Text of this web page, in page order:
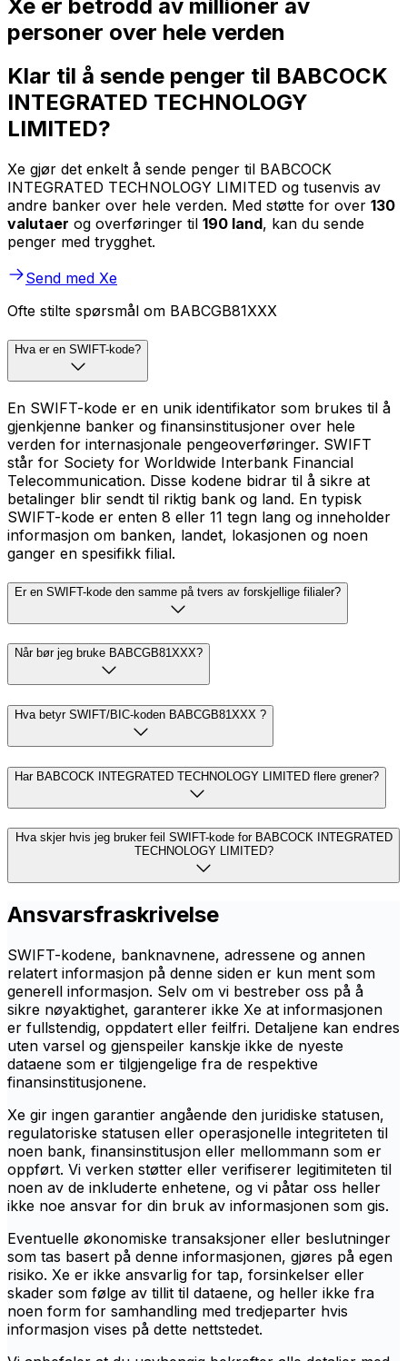
Xe er betrodd av millioner av
personer over hele verden
Klar til å sende penger til BABCOCK
INTEGRATED TECHNOLOGY
LIMITED?
Xe gjør det enkelt å sende penger til BABCOCK
INTEGRATED TECHNOLOGY LIMITED og tusenvis av
andre banker over hele verden. Med støtte for over 130
valutaer og overføringer til 190 land, kan du sende
penger med trygghet.
Send med Xe
Ofte stilte spørsmål om BABCGB81XXX
Hva er en SWIFT-kode?
En SWIFT-kode er en unik identifikator som brukes til å
gjenkjenne banker og finansinstitusjoner over hele
verden for internasjonale pengeoverføringer. SWIFT
står for Society for Worldwide Interbank Financial
Telecommunication. Disse kodene bidrar til å sikre at
betalinger blir sendt til riktig bank og land. En typisk
SWIFT-kode er enten 8 eller 11 tegn lang og inneholder
informasjon om banken, landet, lokasjonen og noen
ganger en spesifikk filial.
Er en SWIFT-kode den samme på tvers av forskjellige filialer?
Når bør jeg bruke BABCGB81XXX?
Hva betyr SWIFT/BIC-koden BABCGB81XXX ?
Har BABCOCK INTEGRATED TECHNOLOGY LIMITED flere grener?
Hva skjer hvis jeg bruker feil SWIFT-kode for BABCOCK INTEGRATED
TECHNOLOGY LIMITED?
Ansvarsfraskrivelse
SWIFT-kodene, banknavnene, adressene og annen
relatert informasjon på denne siden er kun ment som
generell informasjon. Selv om vi bestreber oss på å
sikre nøyaktighet, garanterer ikke Xe at informasjonen
er fullstendig, oppdatert eller feilfri. Detaljene kan endres
uten varsel og gjenspeiler kanskje ikke de nyeste
dataene som er tilgjengelige fra de respektive
finansinstitusjonene.
Xe gir ingen garantier angående den juridiske statusen,
regulatoriske statusen eller operasjonelle integriteten til
noen bank, finansinstitusjon eller mellommann som er
oppført. Vi verken støtter eller verifiserer legitimiteten til
noen av de inkluderte enhetene, og vi påtar oss heller
ikke noe ansvar for din bruk av informasjonen som gis.
Eventuelle økonomiske transaksjoner eller beslutninger
som tas basert på denne informasjonen, gjøres på egen
risiko. Xe er ikke ansvarlig for tap, forsinkelser eller
skader som følge av tillit til dataene, og heller ikke fra
noen form for samhandling med tredjeparter hvis
informasjon vises på dette nettstedet.